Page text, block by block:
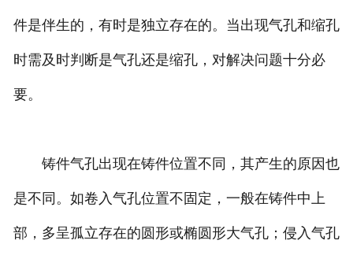
生产能力
联系我们
件是伴生的，有时是独立存在的。当出现气孔和缩孔
时需及时判断是气孔还是缩孔，对解决问题十分必
要。
铸件气孔出现在铸件位置不同，其产生的原因也
是不同。如卷入气孔位置不固定，一般在铸件中上
部，多呈孤立存在的圆形或椭圆形大气孔；侵入气孔